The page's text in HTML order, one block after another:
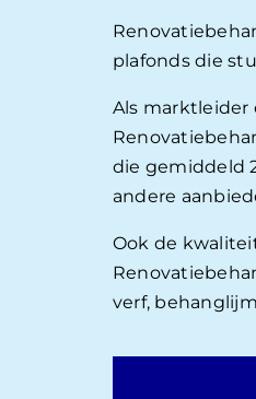
plafonds die
Als marktleider
die gemiddeld
andere
Ook de
verf,